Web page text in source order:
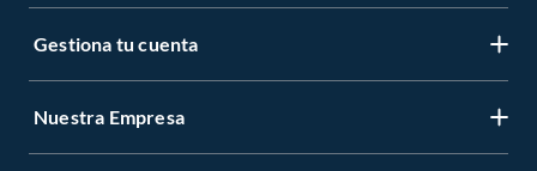
Servicio al Cliente
Gestiona tu cuenta
Gestiona tu cuenta
Nuestra Empresa